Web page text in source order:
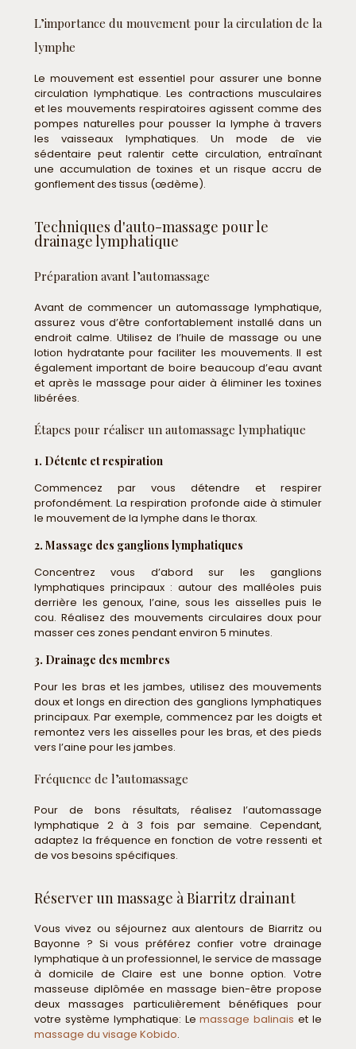
L’importance du mouvement pour la circulation de la
lymphe
Le mouvement est essentiel pour assurer une bonne
circulation lymphatique. Les contractions musculaires
et les mouvements respiratoires agissent comme des
pompes naturelles pour pousser la lymphe à travers
les vaisseaux lymphatiques. Un mode de vie
sédentaire peut ralentir cette circulation, entraînant
une accumulation de toxines et un risque accru de
gonflement des tissus (œdème).
Techniques d'auto-massage pour le
drainage lymphatique
Préparation avant l’automassage
Avant de commencer un automassage lymphatique,
assurez vous d’être confortablement installé dans un
endroit calme. Utilisez de l’huile de massage ou une
lotion hydratante pour faciliter les mouvements. Il est
également important de boire beaucoup d’eau avant
et après le massage pour aider à éliminer les toxines
libérées.
Étapes pour réaliser un automassage lymphatique
1. Détente et respiration
Commencez par vous détendre et respirer
profondément. La respiration profonde aide à stimuler
le mouvement de la lymphe dans le thorax.
2. Massage des ganglions lymphatiques
Concentrez vous d’abord sur les ganglions
lymphatiques principaux : autour des malléoles puis
derrière les genoux, l’aine, sous les aisselles puis le
cou. Réalisez des mouvements circulaires doux pour
masser ces zones pendant environ 5 minutes.
3. Drainage des membres
Pour les bras et les jambes, utilisez des mouvements
doux et longs en direction des ganglions lymphatiques
principaux. Par exemple, commencez par les doigts et
remontez vers les aisselles pour les bras, et des pieds
vers l’aine pour les jambes.
Fréquence de l’automassage
Pour de bons résultats, réalisez l’automassage
lymphatique 2 à 3 fois par semaine. Cependant,
adaptez la fréquence en fonction de votre ressenti et
de vos besoins spécifiques.
Réserver un massage à Biarritz drainant
Vous vivez ou séjournez aux alentours de Biarritz ou
Bayonne ? Si vous préférez confier votre drainage
lymphatique à un professionnel, le service de massage
à domicile de Claire est une bonne option. Votre
masseuse diplômée en massage bien-être propose
deux massages particulièrement bénéfiques pour
votre système lymphatique: Le massage balinais et le
massage du visage Kobido.